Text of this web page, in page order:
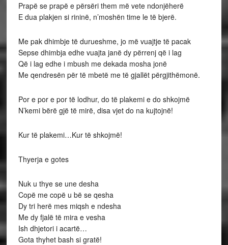
Prapë se prapë e përsëri them më vete ndonjëherë
E dua plakjen si rininë, n’moshën time le të bjerë.
Me pak dhimbje të durueshme, jo më vuajtje të pacak
Sepse dhimbja edhe vuajta janë dy përrenj që i lag
Që i lag edhe i mbush me dekada mosha jonë
Me qendresën për të mbetë me të gjallët përgjithëmonë.
Por e por e por të lodhur, do të plakemi e do shkojmë
N’kemi bërë gjë të mirë, disa vjet do na kujtojnë!
Kur të plakemi…Kur të shkojmë!
Thyerja e gotes
Nuk u thye se une desha
Copë me copë u bë se qesha
Dy tri herë mes miqsh e ndesha
Me dy fjalë të mira e vesha
Ish dhjetori i acartë…
Gota thyhet bash si gratë!